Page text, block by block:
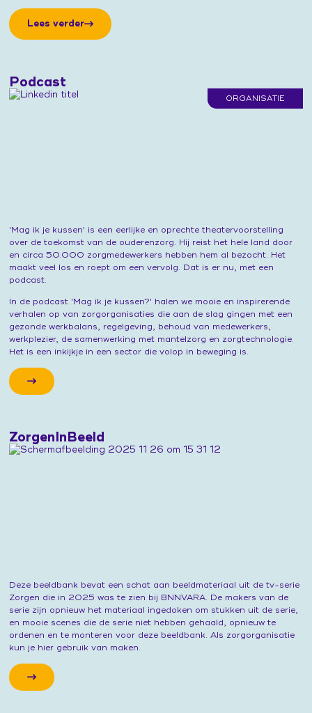
Lees verder
Podcast
ORGANISATIE
'Mag ik je kussen' is een eerlijke en oprechte theatervoorstelling
over de toekomst van de ouderenzorg. Hij reist het hele land door
en circa 50.000 zorgmedewerkers hebben hem al bezocht. Het
maakt veel los en roept om een vervolg. Dat is er nu, met een
podcast.
In de podcast 'Mag ik je kussen?' halen we mooie en inspirerende
verhalen op van zorgorganisaties die aan de slag gingen met een
gezonde werkbalans, regelgeving, behoud van medewerkers,
werkplezier, de samenwerking met mantelzorg en zorgtechnologie.
Het is een inkijkje in een sector die volop in beweging is.
ZorgenInBeeld
Deze beeldbank bevat een schat aan beeldmateriaal uit de tv-serie
Zorgen die in 2025 was te zien bij BNNVARA. De makers van de
serie zijn opnieuw het materiaal ingedoken om stukken uit de serie,
en mooie scenes die de serie niet hebben gehaald, opnieuw te
ordenen en te monteren voor deze beeldbank. Als zorgorganisatie
kun je hier gebruik van maken.